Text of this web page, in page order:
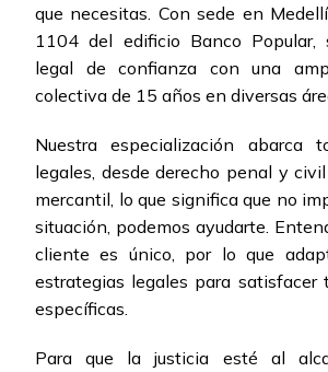
que necesitas. Con sede en
1104 del edificio Banco Popular,
legal de confianza con una
colectiva de 15 años en diversas
Nuestra especialización abarca
legales, desde derecho penal y
mercantil, lo que significa que no
situación, podemos ayudarte.
cliente es único, por lo que
estrategias legales para satisfacer
específicas.
Para que la justicia esté al